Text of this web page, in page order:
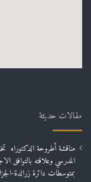
مقالات حديثة
مناقشة أطروحة الدكتوراه
المدرسي وعلاقته بالتوافق
بمتوسطات دائرة زرالدة-